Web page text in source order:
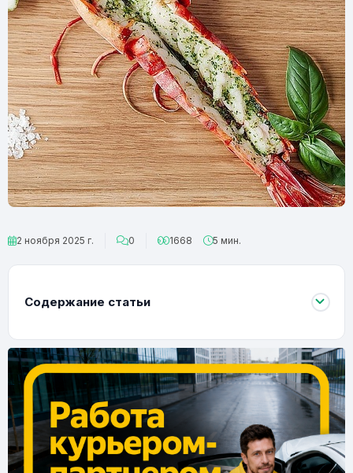
2 ноября 2025 г. 0 1668 5 мин.
Содержание статьи